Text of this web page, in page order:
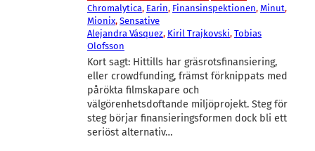
Chromalytica, Earin, Finansinspektionen, Minut
Mionix, Sensative
Alejandra Vásquez, Kiril Trajkovski, Tobias
Olofsson
Kort sagt: Hittills har gräsrotsfinansiering,
eller crowdfunding, främst förknippats med
pårökta filmskapare och
välgörenhetsdoftande miljöprojekt. Steg för
steg börjar finansieringsformen dock bli ett
seriöst alternativ…